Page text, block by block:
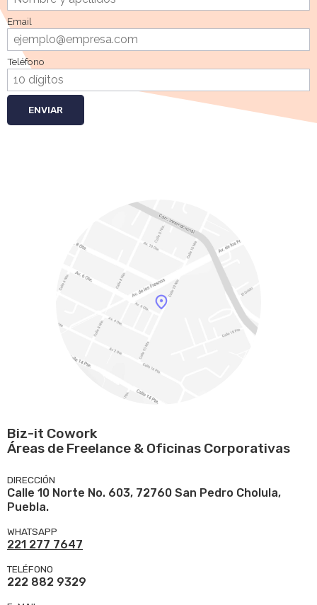
Email
Teléfono
ENVIAR
Biz-it Cowork
Áreas de Freelance & Oficinas Corporativas
DIRECCIÓN
Calle 10 Norte No. 603, 72760 San Pedro Cholula,
Puebla.
WHATSAPP
221 277 7647
TELÉFONO
222 882 9329